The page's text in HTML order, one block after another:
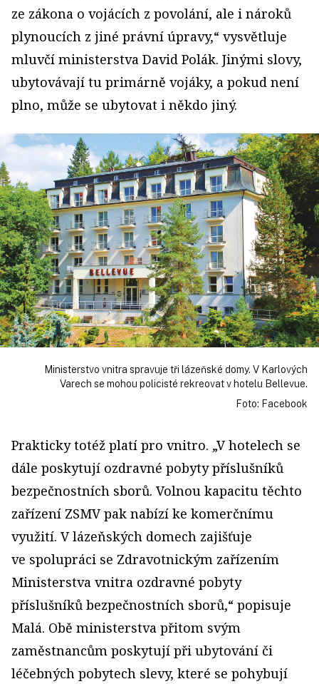
ze zákona o vojácích z povolání, ale i nároků
plynoucích z jiné právní úpravy,“ vysvětluje
mluvčí ministerstva David Polák. Jinými slovy,
ubytovávají tu primárně vojáky, a pokud není
plno, může se ubytovat i někdo jiný.
Ministerstvo vnitra spravuje tři lázeňské domy. V Karlových
Varech se mohou policisté rekreovat v hotelu Bellevue.
Foto: Facebook
Prakticky totéž platí pro vnitro. „V hotelech se
dále poskytují ozdravné pobyty příslušníků
bezpečnostních sborů. Volnou kapacitu těchto
zařízení ZSMV pak nabízí ke komerčnímu
využití. V lázeňských domech zajišťuje
ve spolupráci se Zdravotnickým zařízením
Ministerstva vnitra ozdravné pobyty
příslušníků bezpečnostních sborů,“ popisuje
Malá. Obě ministerstva přitom svým
zaměstnancům poskytují při ubytování či
léčebných pobytech slevy, které se pohybují